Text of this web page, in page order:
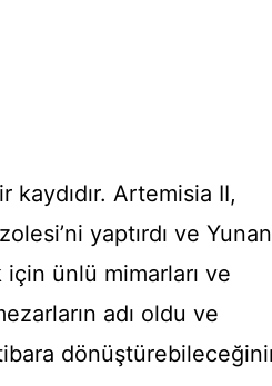
kaydıdır. Artemisia II,
yaptırdı ve Yunan
ünlü mimarları ve
adı oldu ve